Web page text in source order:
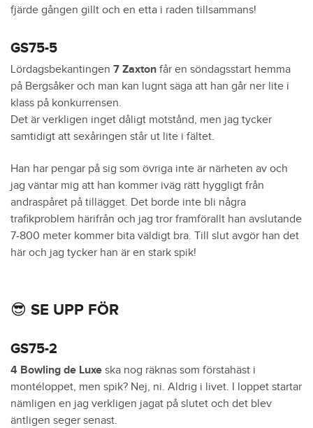
fjärde gången gillt och en etta i raden tillsammans!
GS75-5
Lördagsbekantingen 7 Zaxton får en söndagsstart hemma
på Bergsåker och man kan lugnt säga att han går ner lite i
klass på konkurrensen.
Det är verkligen inget dåligt motstånd, men jag tycker
samtidigt att sexåringen står ut lite i fältet.
Han har pengar på sig som övriga inte är närheten av och
jag väntar mig att han kommer iväg rätt hyggligt från
andraspåret på tillägget. Det borde inte bli några
trafikproblem härifrån och jag tror framförallt han avslutande
7-800 meter kommer bita väldigt bra. Till slut avgör han det
här och jag tycker han är en stark spik!
😎 SE UPP FÖR
GS75-2
4 Bowling de Luxe ska nog räknas som förstahäst i
montéloppet, men spik? Nej, ni. Aldrig i livet. I loppet startar
nämligen en jag verkligen jagat på slutet och det blev
äntligen seger senast.